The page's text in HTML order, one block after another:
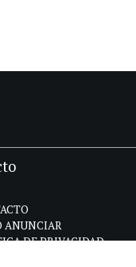
ANUNCIAR
DE PRIVACIDAD